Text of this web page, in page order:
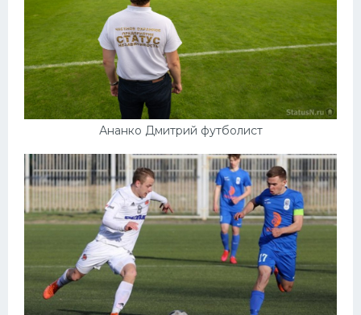
Ананко Дмитрий футболист